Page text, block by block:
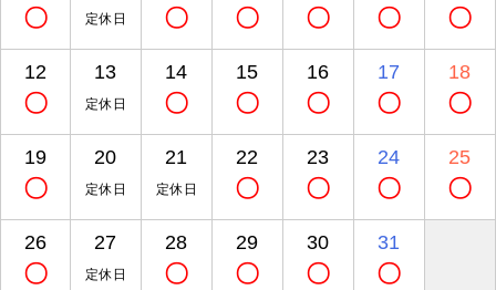
〇 定休日 〇 〇 〇 〇 〇
12
〇
13
定休日
14
〇
15
〇
16
〇
17
〇
18
〇
19
〇
20
定休日
21
定休日
22
〇
23
〇
24
〇
25
〇
26
〇
27
定休日
28
〇
29
〇
30
〇
31
〇